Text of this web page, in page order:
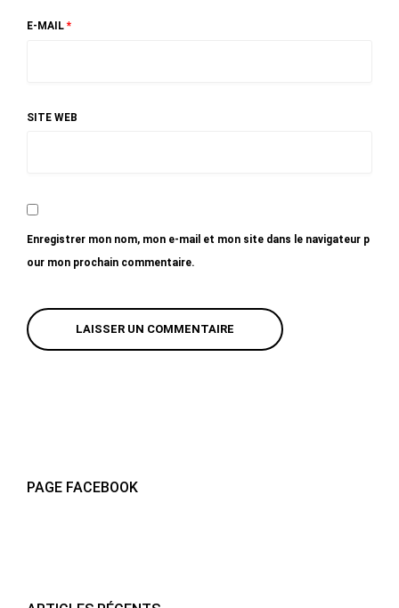
E-MAIL *
SITE WEB
Enregistrer mon nom, mon e-mail et mon site dans le navigateur p
our mon prochain commentaire.
PAGE FACEBOOK